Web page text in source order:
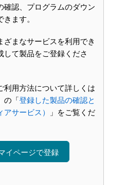
確認、プログラムのダウン
ます。
ざまなサービスを利用でき
して製品をご登録くださ
利用方法について詳しくは
の「登録した製品の確認と
サービス）
」をご覧くだ
イページで登録